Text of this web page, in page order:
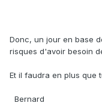
Donc, un jour en base
risques d'avoir besoin
Et il faudra en plus que
Bernard